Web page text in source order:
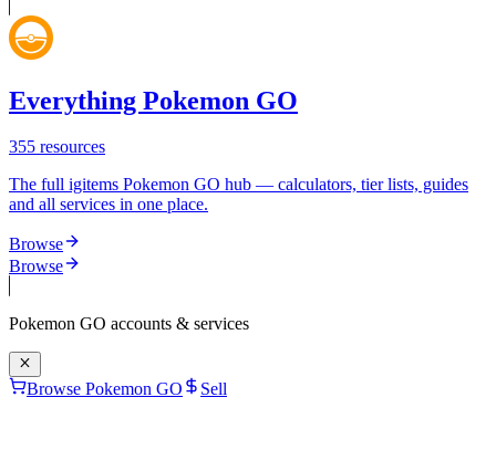
Everything Pokemon GO
355 resources
The full igitems Pokemon GO hub — calculators, tier lists, guides
and all services in one place.
Browse
Browse
Pokemon GO accounts & services
Browse Pokemon GO Sell